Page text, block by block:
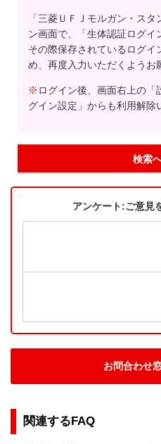
「三菱ＵＦＪモルガン・ス
ン画面で、「生体認証ログイ
その際保存されているログイ
め、再度入力いただくようお
※ ログイン後、画面右上の「
グイン設定」からも利用解除
検索
アンケート:ご意見
お問合わせ
関連するFAQ